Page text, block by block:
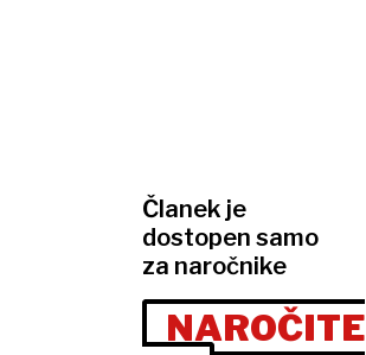
Članek je
dostopen samo
za naročnike
NAROČITE